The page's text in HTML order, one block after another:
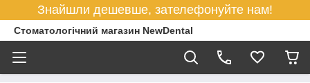
Знайшли дешевше, зателефонуйте нам!
Стоматологічний магазин NewDental